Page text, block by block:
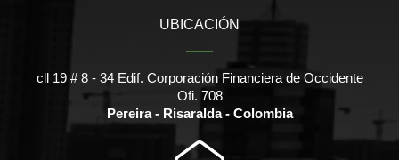
UBICACIÓN
cll 19 # 8 - 34 Edif. Corporación Financiera de Occidente
Ofi. 708
Pereira - Risaralda - Colombia